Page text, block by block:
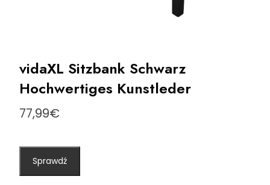
vidaXL Sitzbank Schwarz
Hochwertiges Kunstleder
77,99€
Sprawdź